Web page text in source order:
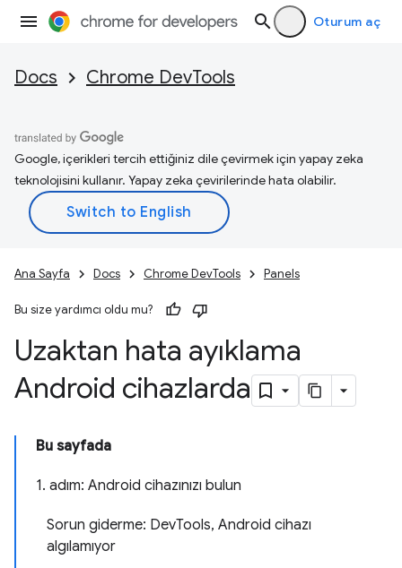
Oturum aç
Docs Chrome DevTools
Google, içerikleri tercih ettiğiniz dile çevirmek için yapay zeka
teknolojisini kullanır. Yapay zeka çevirilerinde hata olabilir.
Ana Sayfa Docs Chrome DevTools Panels
Bu size yardımcı oldu mu?
Uzaktan hata ayıklama
Android cihazlarda
Bu sayfada
1. adım: Android cihazınızı bulun
Sorun giderme: DevTools, Android cihazı
algılamıyor